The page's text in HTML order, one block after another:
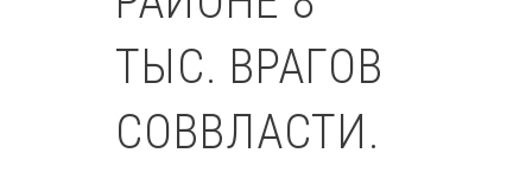
ТЫС. ВРАГОВ
СОВВЛАСТИ.